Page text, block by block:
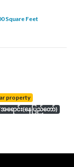
Square Feet
property
အရောင်း(နေပြည်တော်)